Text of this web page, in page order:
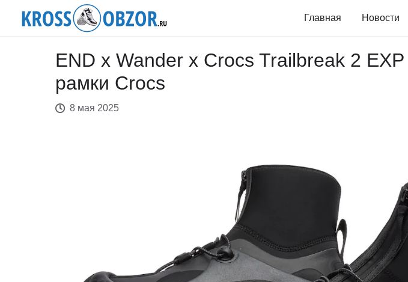
Главная Новости
END x Wander x Crocs Trailbreak 2
рамки Crocs
8 мая 2025